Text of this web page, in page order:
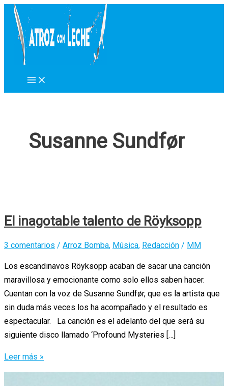
contenido
Susanne Sundfør
El inagotable talento de Röyksopp
3 comentarios / Arroz Bomba, Música, Redacción / MM
Los escandinavos Röyksopp acaban de sacar una canción
maravillosa y emocionante como solo ellos saben hacer.
Cuentan con la voz de Susanne Sundfør, que es la artista que
sin duda más veces los ha acompañado y el resultado es
espectacular. La canción es el adelanto del que será su
siguiente disco llamado ‘Profound Mysteries […]
El
inagotable
Leer más »